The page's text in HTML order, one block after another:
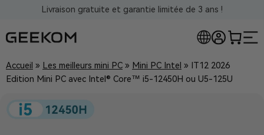
Livraison gratuite et garantie limitée de 3 ans !
Accueil » Les meilleurs mini PC » Mini PC Intel » IT12 2026
Edition Mini PC avec Intel® Core™ i5-12450H ou U5-125U